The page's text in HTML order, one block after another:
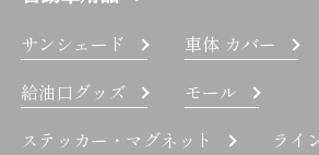
サンシェード 車体 カバー
給油口グッズ
モール
ステッカー・マグネット
ライ